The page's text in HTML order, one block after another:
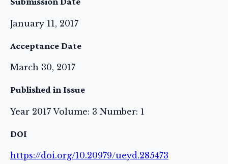
January 11, 2017
Acceptance Date
March 30, 2017
Published in Issue
Year 2017 Volume: 3 Number: 1
DOI
https://doi.org/10.20979/ueyd.285473